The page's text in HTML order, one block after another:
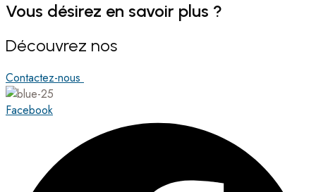
Vous désirez en savoir plus ?
Découvrez nos
Contactez-nous
Facebook